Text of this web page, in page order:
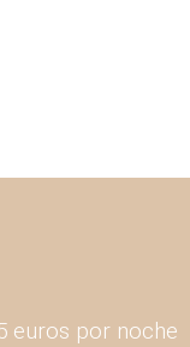
euros por noche